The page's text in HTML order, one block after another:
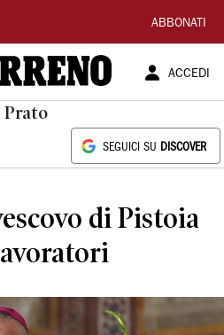
ABBONATI
ACCEDI
Prato
SEGUICI SU DISCOVER
di Pistoia